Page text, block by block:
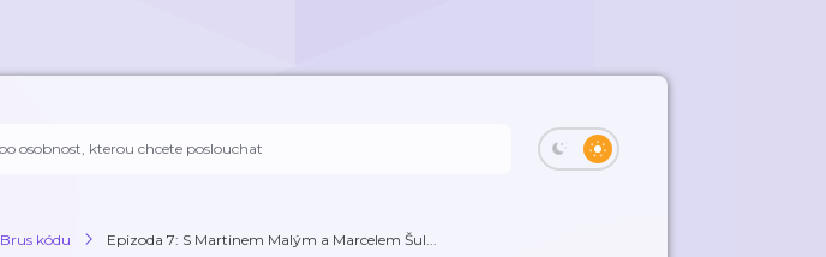
Brus kódu Epizoda 7: S Martinem Malým a Marcelem Šul...